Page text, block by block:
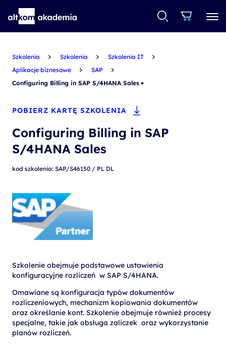
Szkolenia Szkolenia
Szkolenia IT
Aplikacje biznesowe
SAP
Configuring Billing in SAP S/4HANA Sales
POBIERZ KARTĘ SZKOLENIA
Configuring Billing in SAP
S/4HANA Sales
kod szkolenia: SAP/S46150 / PL DL
Szkolenie obejmuje podstawowe ustawienia
konfiguracyjne rozliczeń w SAP S/4HANA.
Omawiane są konfiguracja typów dokumentów
rozliczeniowych, mechanizm kopiowania dokumentów
oraz określanie kont. Szkolenie obejmuje również procesy
specjalne, takie jak obsługa zaliczek oraz wykorzystanie
planów rozliczeń.